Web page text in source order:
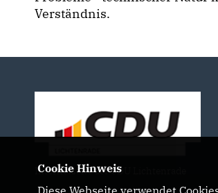
Verständnis.
Internetseite der CDU Lichtenrade
Cookie Hinweis
Diese Webseite verwendet